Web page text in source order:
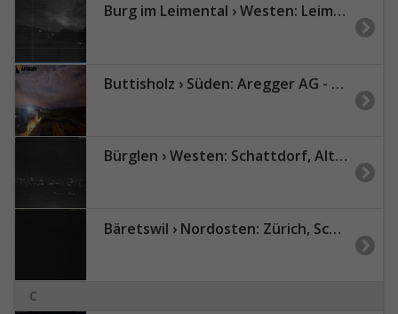
Burg im Leimental › Westen: Leimentaler Wetterstation
Buttisholz › Süden: Aregger AG - Gemeinde Buttisholz
Bürglen › Westen: Schattdorf, Altdorf - Brüsti (Surenenpass) und Gitschen
Bäretswil › Nordosten: Zürich, Schweiz: Langlaufloipe
C